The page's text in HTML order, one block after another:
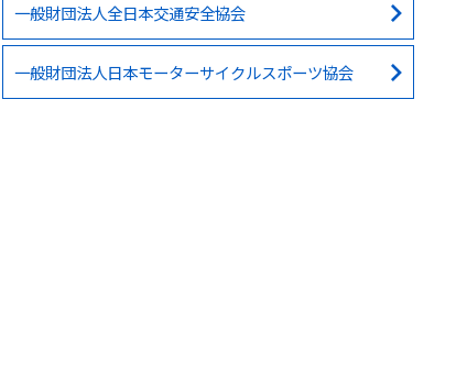
一般財団法人全日本交通安全協会
一般財団法人日本モーターサイクルスポーツ協会